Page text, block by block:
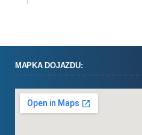
MAPKA DOJAZDU: